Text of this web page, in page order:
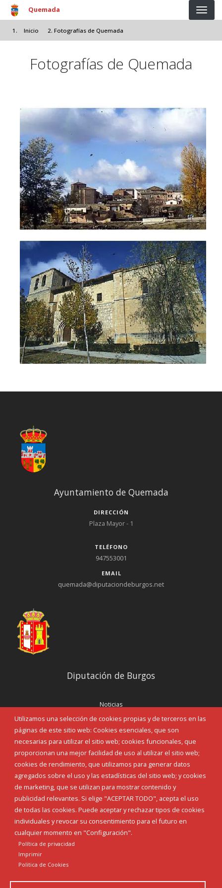
Pasar al contenido principal
Quemada
Inicio Fotografías de Quemada
Fotografías de Quemada
Utilizamos una selección de cookies propias y de terceros en las
páginas de este sitio web: Cookies esenciales, que son
necesarias para utilizar el sitio web; cookies funcionales, que
proporcionan una mejor facilidad de uso al utilizar el sitio web;
cookies de rendimiento, que utilizamos para generar datos
agregados sobre el uso y las estadísticas del sitio web; y cookies
de marketing, que se utilizan para mostrar contenido y
publicidad relevantes. Si elige "ACEPTAR TODO", acepta el uso
de todas las cookies. Puede aceptar y rechazar tipos de cookies
individuales y revocar su consentimiento para el futuro en
cualquier momento en "Configuración".
Política de privacidad
Imprimir
Politica de Cookies
Ayuntamiento de Quemada
DIRECCIÓN
Plaza Mayor - 1
TELÉFONO
947553001
EMAIL
quemada@diputaciondeburgos.net
Diputación de Burgos
Noticias
Eventos
Corporación Municipal
Teléfonos de interés
INICIAR SESIÓN
MAPA WEB